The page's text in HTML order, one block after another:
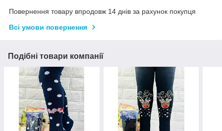
Повернення товару впродовж 14 днів за рахунок покупця
Всі умови повернення
Подібні товари компанії